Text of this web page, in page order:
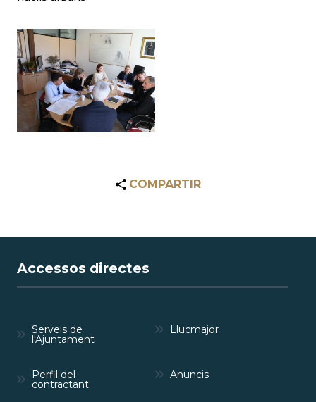
COMPARTIR
Accessos directes
Serveis de
l'Ajuntament
Llucmajor
Perfil del
contractant
Anuncis